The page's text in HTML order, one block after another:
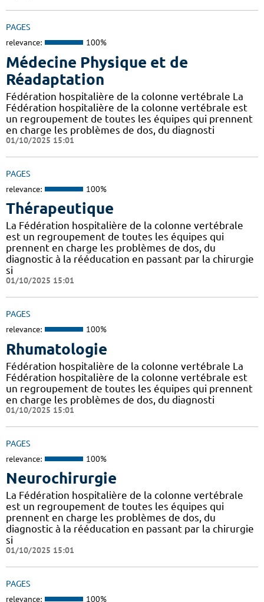
PAGES
relevance: 100%
Médecine Physique et de
Réadaptation
Fédération hospitalière de la colonne vertébrale La
Fédération hospitalière de la colonne vertébrale est
un regroupement de toutes les équipes qui prennent
en charge les problèmes de dos, du diagnosti
01/10/2025 15:01
PAGES
relevance: 100%
Thérapeutique
La Fédération hospitalière de la colonne vertébrale
est un regroupement de toutes les équipes qui
prennent en charge les problèmes de dos, du
diagnostic à la rééducation en passant par la chirurgie
si
01/10/2025 15:01
PAGES
relevance: 100%
Rhumatologie
Fédération hospitalière de la colonne vertébrale La
Fédération hospitalière de la colonne vertébrale est
un regroupement de toutes les équipes qui prennent
en charge les problèmes de dos, du diagnosti
01/10/2025 15:01
PAGES
relevance: 100%
Neurochirurgie
La Fédération hospitalière de la colonne vertébrale
est un regroupement de toutes les équipes qui
prennent en charge les problèmes de dos, du
diagnostic à la rééducation en passant par la chirurgie
si
01/10/2025 15:01
PAGES
relevance: 100%